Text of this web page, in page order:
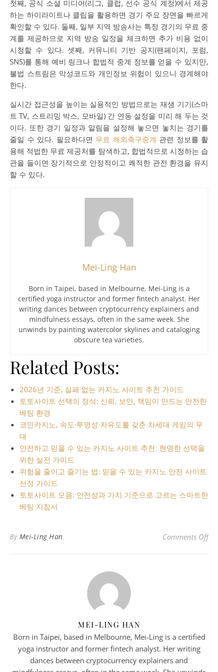
첫째, 공식 소셜 미디어(리그, 클럽, 선수 공식 계정)에서 제공
하는 하이라이트나 클립을 활용하면 경기 주요 장면을 빠르게
확인할 수 있다. 둘째, 일부 지역 방송사는 특정 경기의 무료 중
계를 제공하므로 지역 방송 일정을 체크하면 추가 비용 없이
시청할 수 있다. 셋째, 커뮤니티 기반 공지(팬페이지, 포럼,
SNS)를 통해 예비 링크나 합법적 중계 정보를 얻을 수 있지만,
불법 스트림은 악성코드와 개인정보 위험이 있으니 경계해야
한다.
실시간 접근성을 높이는 실용적인 방법으로는 재생 기기(스마
트 TV, 스트리밍 박스, 모바일) 간 연동 설정을 미리 해 두는 것
이다. 또한 경기 일정과 알림을 설정해 놓으면 놓치는 경기를
줄일 수 있다. 필요하다면 무료 해외축구중계 관련 정보를 활
용해 적법한 무료 제공처를 탐색하고, 합법적으로 시청하는 습
관을 들이면 장기적으로 안정적이고 쾌적한 관전 환경을 유지
할 수 있다.
Mei-Ling Han
Born in Taipei, based in Melbourne, Mei-Ling is a
certified yoga instructor and former fintech analyst. Her
writing dances between cryptocurrency explainers and
mindfulness essays, often in the same week. She
unwinds by painting watercolor skylines and cataloging
obscure tea varieties.
Related Posts:
2026년 기준, 실패 없는 카지노 사이트 추천 가이드
토토사이트 선택의 정석: 신뢰, 보안, 책임이 만드는 안전한
베팅 환경
코인카지노, 속도·투명성·자유도를 갖춘 차세대 게임의 무
대
안전하고 믿을 수 있는 카지노 사이트 추천: 현명한 선택을
위한 실전 가이드
위험을 줄이고 즐기는 법: 믿을 수 있는 카지노 안전 사이트
선정 가이드
토토사이트 모음: 안전성과 가치 기준으로 고르는 스마트한
베팅 지침서
By Mei-Ling Han Comments Offon
MEI-LING HAN
Born in Taipei, based in Melbourne, Mei-Ling is a certified
yoga instructor and former fintech analyst. Her writing
dances between cryptocurrency explainers and